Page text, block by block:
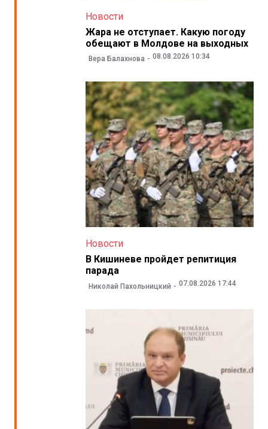
Новости
Жара не отступает. Какую погоду
обещают в Молдове на выходных
Вера Балахнова 08.08.2026 10:34
Новости
В Кишиневе пройдет репитиция
парада
Николай Пахольницкий 07.08.2026 17:44